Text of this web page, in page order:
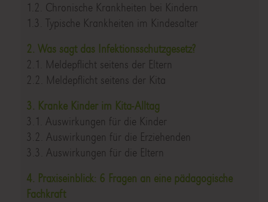
1.2. Chronische Krankheiten bei Kindern
1.3. Typische Krankheiten im Kindesalter
2. Was sagt das Infektionsschutzgesetz?
2.1. Meldepflicht seitens der Eltern
2.2. Meldepflicht seitens der Kita
3. Kranke Kinder im Kita-Alltag
3.1. Auswirkungen für die Kinder
3.2. Auswirkungen für die Erziehenden
3.3. Auswirkungen für die Eltern
4. Praxiseinblick: 6 Fragen an eine pädagogische
Fachkraft